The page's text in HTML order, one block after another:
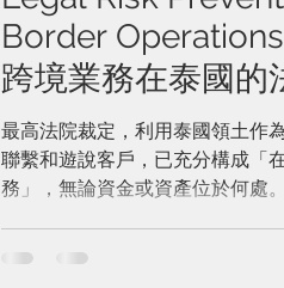
Border
跨境業務在泰國的
最高法院裁定，利用泰國領土作
聯繫和遊說客戶，已充分構成「
務」，無論資金或資產位於何處